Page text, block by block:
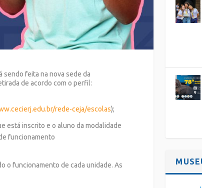
sendo feita na nova sede da
de acordo com o perfil:
rede-ceja/escolas);
está inscrito e o aluno da modalidade
funcionamento
o funcionamento de cada unidade. As